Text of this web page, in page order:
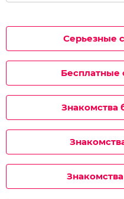
Серьезные
Бесплатные
Знакомства